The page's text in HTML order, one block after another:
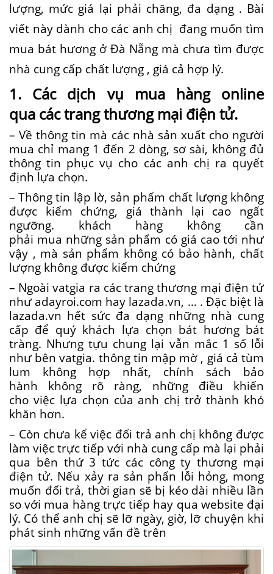
lượng, mức giá lại phải chăng, đa dạng . Bài
viết này dành cho các anh chị đang muốn tìm
mua bát hương ở Đà Nẵng mà chưa tìm được
nhà cung cấp chất lượng , giá cả hợp lý.
1. Các dịch vụ mua hàng online
qua cáctrangthương mại điện tử.
– Vềthông tin mà các nhà sản xuất cho người
mua chỉ mang 1 đến 2 dòng, sơ sài, khôngđủ
thông tin phục vụ cho các anh chị ra quyết
định lựa chọn.
– Thông tin lập lờ, sản phẩm chất lượng không
được kiểm chứng, giá thành lại cao ngất
ngưỡng. khách hàng không cần
phải mua những sản phẩm có giá cao tới như
vậy , mà sản phẩm không có bảo hành, chất
lượng không được kiểm chứng
– Ngoài vatgia ra cáctrangthương mại điện tử
như adayroi.com hay lazada.vn, … . Đặc biệt là
lazada.vn hết sức đa dạng những nhà cung
cấp để quý khách lựa chọn bát hương bát
tràng. Nhưng tựu chung lại vẫn mắc 1 số lỗi
như bên vatgia. thông tin mập mờ , giá cả tùm
lum không hợp nhất, chính sách bảo
hành không rõ ràng, những điều khiến
cho việc lựa chọn của anh chịtrở thành khó
khăn hơn.
– Còn chưa kể việc đổi trả anh chị không được
làm việc trực tiếp với nhà cung cấp mà lại phải
qua bên thứ 3 tức các công ty thương mại
điện tử. Nếu xảy ra sản phẩn lỗi hỏng, mong
muốn đổi trả, thời gian sẽ bị kéo dài nhiều lần
so với mua hàng trực tiếp hay qua website đại
lý. Có thể anh chị sẽ lỡ ngày, giờ, lỡ chuyện khi
phát sinh những vấn đề trên